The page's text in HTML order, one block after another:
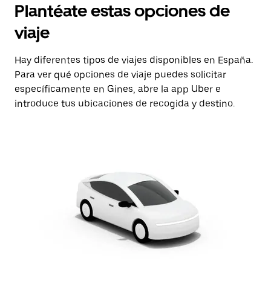
Plantéate estas opciones de
viaje
Hay diferentes tipos de viajes disponibles en España.
Para ver qué opciones de viaje puedes solicitar
específicamente en Gines, abre la app Uber e
introduce tus ubicaciones de recogida y destino.